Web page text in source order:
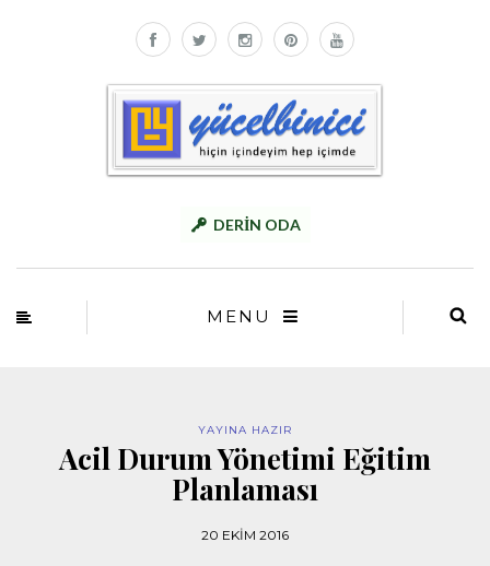
DERİN ODA
MENU
YAYINA HAZIR
Acil Durum Yönetimi Eğitim
Planlaması
20 EKIM 2016